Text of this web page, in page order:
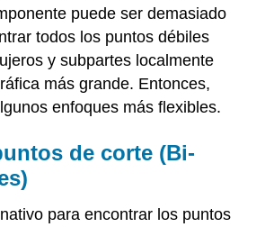
puede ser demasiado
todos los puntos débiles
y subpartes localmente
más grande. Entonces,
enfoques más flexibles.
de corte (Bi-
para encontrar los puntos